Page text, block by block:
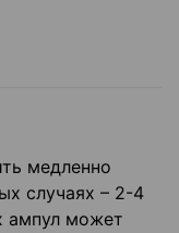
медленно
случаях – 2-4
ампул может